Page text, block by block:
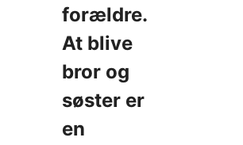
forældre.
At blive
bror og
søster er
en